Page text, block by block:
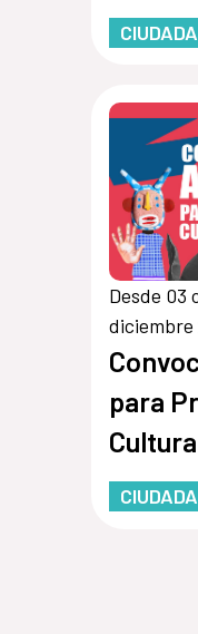
Desde 03
diciembre
para